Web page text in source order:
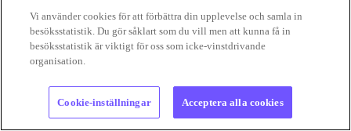
Vi använder cookies för att förbättra din upplevelse och samla in
besöksstatistik. Du gör såklart som du vill men att kunna få in
besöksstatistik är viktigt för oss som icke-vinstdrivande
organisation.
Cookie-inställningar Acceptera alla cookies